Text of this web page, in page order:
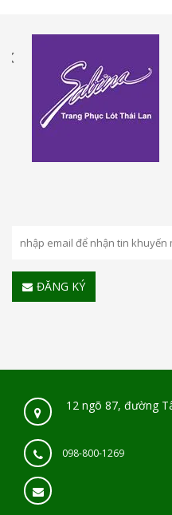
ĐĂNG KÝ
12 ngõ 87, đường
098-800-1269